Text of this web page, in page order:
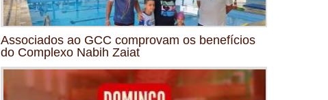
Associados ao GCC comprovam os benefícios
do Complexo Nabih Zaiat